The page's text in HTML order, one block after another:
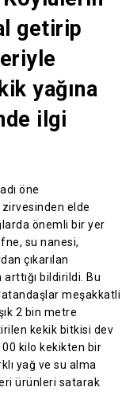
getirip
yağına
ilgi
öne
zirvesinden elde
önemli bir yer
su nanesi,
çıkarılan
bildirildi. Bu
meşakkatli
2 bin metre
kekik bitkisi dev
kilo kekikten bir
yağ ve su alma
ürünleri satarak